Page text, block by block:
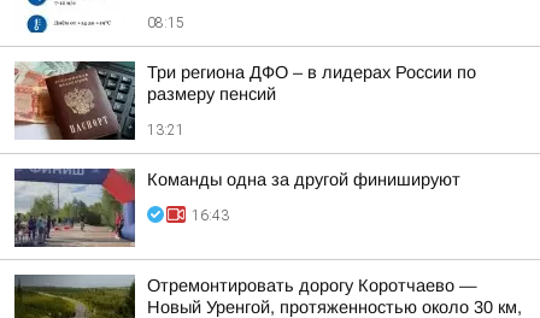
08:15
Три региона ДФО – в лидерах России по
размеру пенсий
13:21
Команды одна за другой финишируют
16:43
Отремонтировать дорогу Коротчаево —
Новый Уренгой, протяженностью около 30 км,